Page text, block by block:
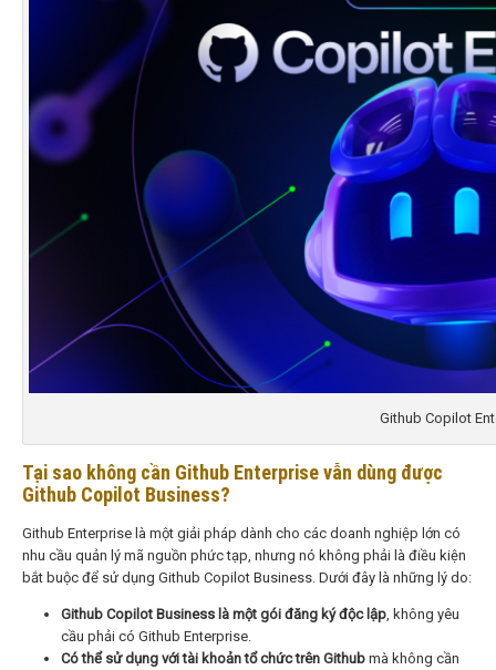
Github Copilot
Tại sao không cần Github Enterprise vẫn dùng được
Github Copilot Business?
Github Enterprise là một giải pháp dành cho các doanh nghiệp lớn có
nhu cầu quản lý mã nguồn phức tạp, nhưng nó không phải là điều kiện
bắt buộc để sử dụng Github Copilot Business. Dưới đây là những lý do:
Github Copilot Business là một gói đăng ký độc lập , không yêu
cầu phải có Github Enterprise.
Có thể sử dụng với tài khoản tổ chức trên Github mà không cần